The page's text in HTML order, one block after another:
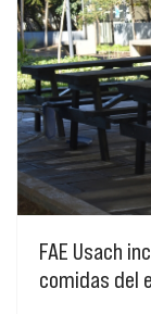
FAE Usach
comidas del